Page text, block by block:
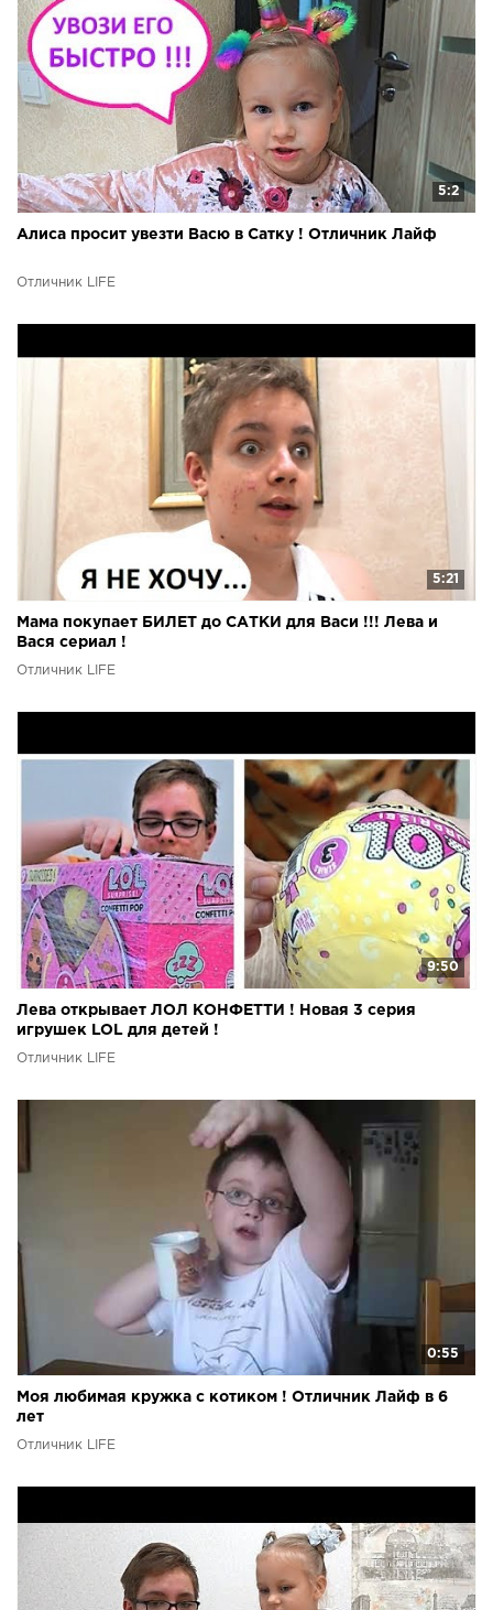
5:2
Алиса просит увезти Васю в Сатку ! Отличник Лайф
Отличник LIFE
5:21
Мама покупает БИЛЕТ до САТКИ для Васи !!! Лева и
Вася сериал !
Отличник LIFE
9:50
Лева открывает ЛОЛ КОНФЕТТИ ! Новая 3 серия
игрушек LOL для детей !
Отличник LIFE
0:55
Моя любимая кружка с котиком ! Отличник Лайф в 6
лет
Отличник LIFE